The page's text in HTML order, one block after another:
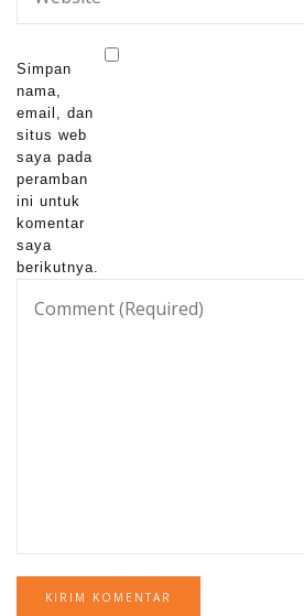
Simpan
nama,
email, dan
situs web
saya pada
peramban
ini untuk
komentar
saya
berikutnya.